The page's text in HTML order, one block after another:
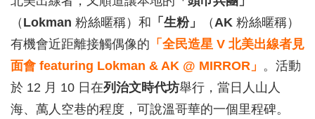
（ Lokman 粉絲暱稱）和 「生粉」 （AK 粉絲暱稱）
有機會近距離接觸偶像的 「全民造星 V 北美出線者見
面會 featuring Lokman & AK @ MIRROR」 。活動
於 12 月 10 日在列治文時代坊舉行，當日人山人
海、萬人空巷的程度，可說溫哥華的一個里程碑。